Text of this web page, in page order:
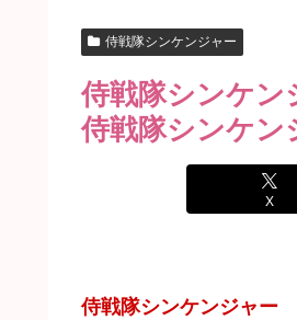
侍戦隊シンケンジャー
侍戦隊シンケン
侍戦隊シンケン
X
侍戦隊シンケンジャー